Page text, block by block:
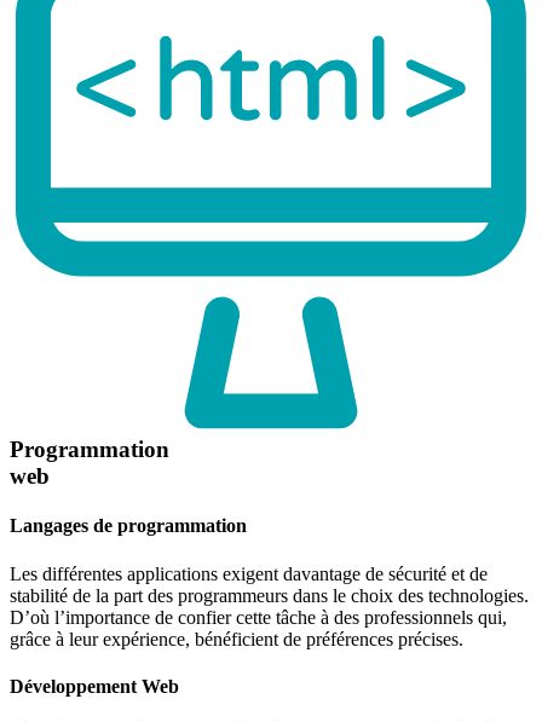
Programmation
web
Langages de programmation
Les différentes applications exigent davantage de sécurité et de
stabilité de la part des programmeurs dans le choix des technologies.
D’où l’importance de confier cette tâche à des professionnels qui,
grâce à leur expérience, bénéficient de préférences précises.
Développement Web